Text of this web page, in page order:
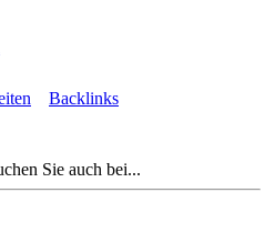
Backlinks
Sie auch bei...